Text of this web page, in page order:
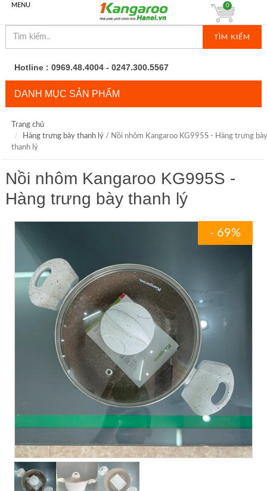
MENU
TÌM KIẾM
0
Hotline : 0969.48.4004 - 0247.300.5567
DANH MỤC SẢN PHẨM
Trang chủ
Hàng trưng bày thanh lý/ Nồi nhôm Kangaroo KG995S - Hàng trưng bày
thanh lý
Nồi nhôm Kangaroo KG995S -
Hàng trưng bày thanh lý
- 69%